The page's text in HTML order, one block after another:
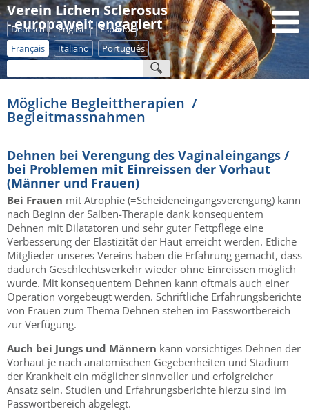
Verein Lichen Sclerosus
- europaweit engagiert
Deutsch English
Español
Français
Italiano Português
Mögliche Begleittherapien /
Begleitmassnahmen
Dehnen bei Verengung des Vaginaleingangs /
bei Problemen mit Einreissen der Vorhaut
(Männer und Frauen)
Bei Frauen mit Atrophie (=Scheideneingangsverengung) kann
nach Beginn der Salben-Therapie dank konsequentem
Dehnen mit Dilatatoren und sehr guter Fettpflege eine
Verbesserung der Elastizität der Haut erreicht werden. Etliche
Mitglieder unseres Vereins haben die Erfahrung gemacht, dass
dadurch Geschlechtsverkehr wieder ohne Einreissen möglich
wurde. Mit konsequentem Dehnen kann oftmals auch einer
Operation vorgebeugt werden. Schriftliche Erfahrungsberichte
von Frauen zum Thema Dehnen stehen im Passwortbereich
zur Verfügung.
Auch bei Jungs und Männern kann vorsichtiges Dehnen der
Vorhaut je nach anatomischen Gegebenheiten und Stadium
der Krankheit ein möglicher sinnvoller und erfolgreicher
Ansatz sein. Studien und Erfahrungsberichte hierzu sind im
Passwortbereich abgelegt.